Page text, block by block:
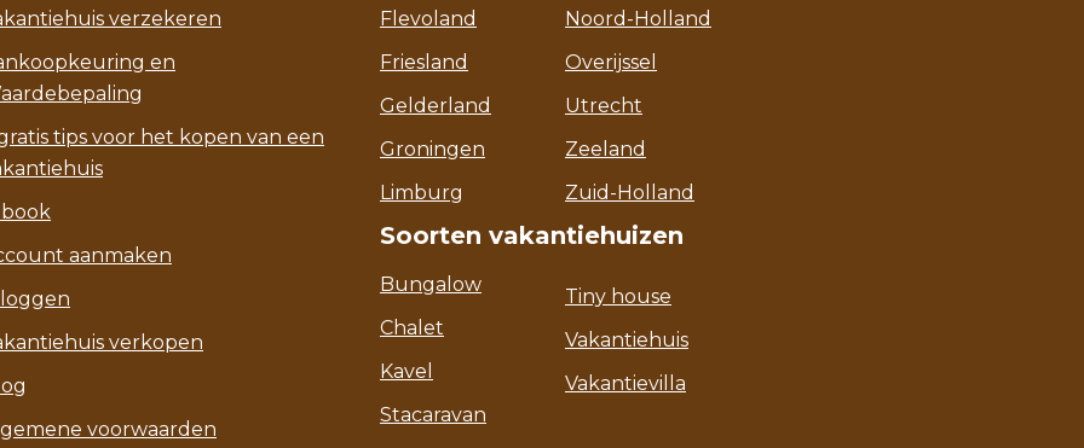
verzekeren
en
tips voor het kopen van een
aanmaken
verkopen
voorwaarden
Flevoland
Friesland
Gelderland
Groningen
Limburg
Noord-Holland
Overijssel
Utrecht
Zeeland
Zuid-Holland
Soorten vakantiehuizen
Bungalow
Chalet
Kavel
Stacaravan
Tiny house
Vakantiehuis
Vakantievilla